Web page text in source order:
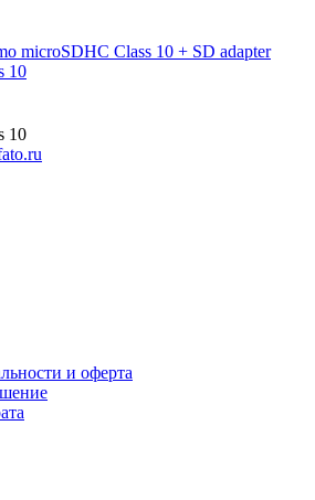
microSDHC Class 10 + SD adapter
10
10
и оферта